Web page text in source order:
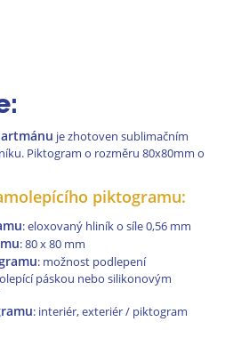
je zhotoven sublimačním
Piktogram o rozměru 80x80mm o
piktogramu:
: eloxovaný hliník o síle 0,56 mm
: 80 x 80 mm
: možnost podlepení
páskou nebo silikonovým
: interiér, exteriér / piktogram